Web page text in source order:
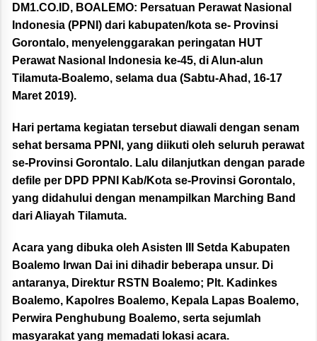
DM1.CO.ID, BOALEMO: Persatuan Perawat Nasional
Indonesia (PPNI) dari kabupaten/kota se- Provinsi
Gorontalo, menyelenggarakan peringatan HUT
Perawat Nasional Indonesia ke-45, di Alun-alun
Tilamuta-Boalemo, selama dua (Sabtu-Ahad, 16-17
Maret 2019).
Hari pertama kegiatan tersebut diawali dengan senam
sehat bersama PPNI, yang diikuti oleh seluruh perawat
se-Provinsi Gorontalo. Lalu dilanjutkan dengan parade
defile per DPD PPNI Kab/Kota se-Provinsi Gorontalo,
yang didahului dengan menampilkan Marching Band
dari Aliayah Tilamuta.
Acara yang dibuka oleh Asisten III Setda Kabupaten
Boalemo Irwan Dai ini dihadir beberapa unsur. Di
antaranya, Direktur RSTN Boalemo; Plt. Kadinkes
Boalemo, Kapolres Boalemo, Kepala Lapas Boalemo,
Perwira Penghubung Boalemo, serta sejumlah
masyarakat yang memadati lokasi acara.